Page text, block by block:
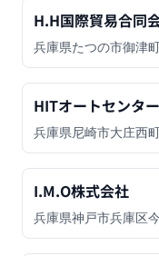
H.H国際貿易合同
兵庫県たつの市御津
HITオートセンター
兵庫県尼崎市大庄西
I.M.O株式会社
兵庫県神戸市兵庫区